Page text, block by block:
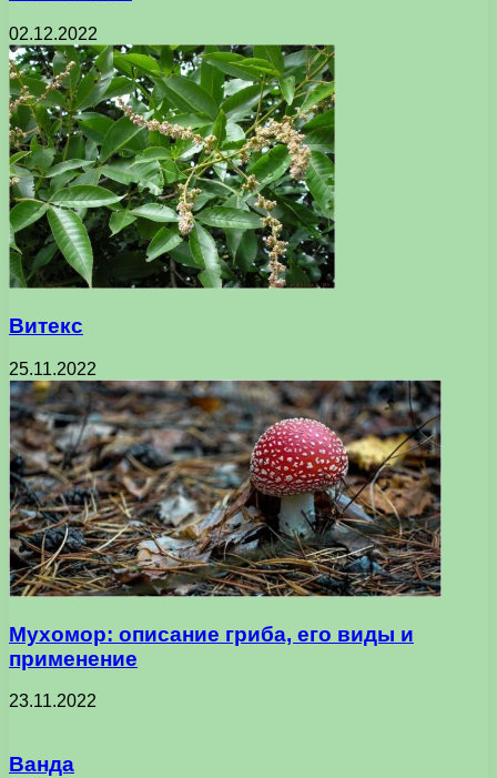
02.12.2022
Витекс
25.11.2022
Мухомор: описание гриба, его виды и
применение
23.11.2022
Ванда